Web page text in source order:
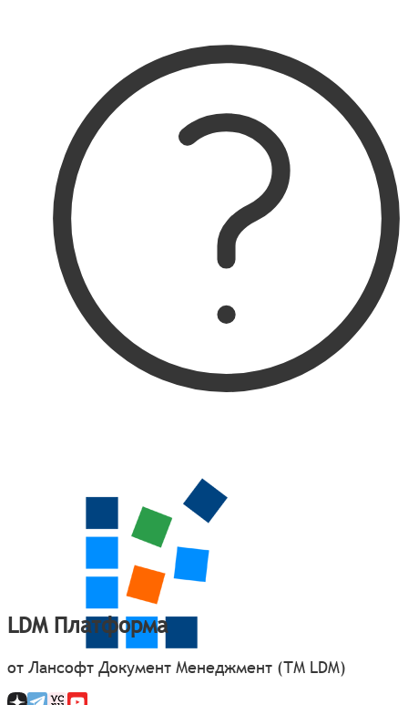
LDM Платформа
от Лансофт Документ Менеджмент (ТМ LDM)